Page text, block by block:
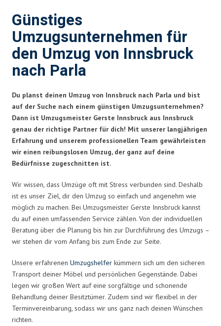
Günstiges
Umzugsunternehmen für
den Umzug von Innsbruck
nach Parla
Du planst deinen Umzug von Innsbruck nach Parla und bist
auf der Suche nach einem günstigen Umzugsunternehmen?
Dann ist Umzugsmeister Gerste Innsbruck aus Innsbruck
genau der richtige Partner für dich! Mit unserer langjährigen
Erfahrung und unserem professionellen Team gewährleisten
wir einen reibungslosen Umzug, der ganz auf deine
Bedürfnisse zugeschnitten ist.
Wir wissen, dass Umzüge oft mit Stress verbunden sind. Deshalb
ist es unser Ziel, dir den Umzug so einfach und angenehm wie
möglich zu machen. Bei Umzugsmeister Gerste Innsbruck kannst
du auf einen umfassenden Service zählen. Von der individuellen
Beratung über die Planung bis hin zur Durchführung des Umzugs –
wir stehen dir vom Anfang bis zum Ende zur Seite.
Unsere erfahrenen Umzugshelfer kümmern sich um den sicheren
Transport deiner Möbel und persönlichen Gegenstände. Dabei
legen wir großen Wert auf eine sorgfältige und schonende
Behandlung deiner Besitztümer. Zudem sind wir flexibel in der
Terminvereinbarung, sodass wir uns ganz nach deinen Wünschen
richten.